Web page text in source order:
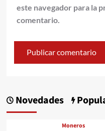
este navegador para la
comentario.
Novedades
Moneros